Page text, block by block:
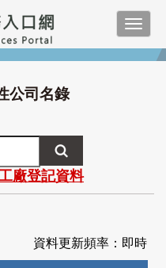
公司名錄
廠登記資料
資料更新頻率：即時